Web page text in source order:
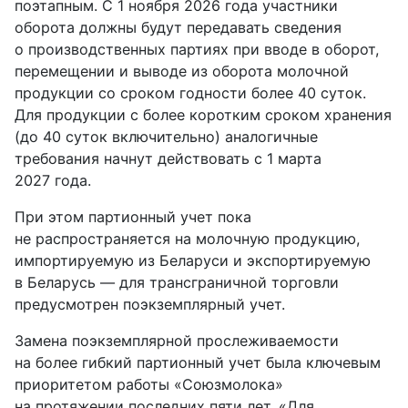
поэтапным. С 1 ноября 2026 года участники
оборота должны будут передавать сведения
о производственных партиях при вводе в оборот,
перемещении и выводе из оборота молочной
продукции со сроком годности более 40 суток.
Для продукции с более коротким сроком хранения
(до 40 суток включительно) аналогичные
требования начнут действовать с 1 марта
2027 года.
При этом партионный учет пока
не распространяется на молочную продукцию,
импортируемую из Беларуси и экспортируемую
в Беларусь — для трансграничной торговли
предусмотрен поэкземплярный учет.
Замена поэкземплярной прослеживаемости
на более гибкий партионный учет была ключевым
приоритетом работы «Союзмолока»